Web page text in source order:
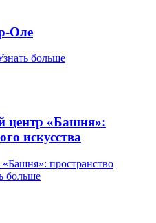
Оле
больше
центр «Башня»:
искусства
пространство
больше